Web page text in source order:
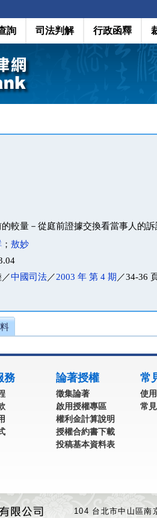
詢 司法判解 行政函釋
的較量－從庭前證據交換看當事人的
； 敖妙
中國司法／2003 年 第 4 期 ／34-36
務 論著授權
徵集論著
啟用授權專區
權利金計算說明
授權合約書下載
投稿基本資料表
常
使
常
104 台北市中山區